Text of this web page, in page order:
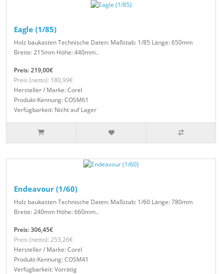
Eagle (1/85)
Holz baukasten Technische Daten: Maßstab: 1/85 Länge: 650mm
Breite: 215mm Höhe: 440mm..
Preis: 219,00€
Preis (netto): 180,99€
Hersteller / Marke: Corel
Produkt-Kennung: COSM61
Verfügbarkeit: Nicht auf Lager
Endeavour (1/60)
Holz baukasten Technische Daten: Maßstab: 1/60 Länge: 780mm
Breite: 240mm Höhe: 660mm..
Preis: 306,45€
Preis (netto): 253,26€
Hersteller / Marke: Corel
Produkt-Kennung: COSM41
Verfügbarkeit: Vorrätig